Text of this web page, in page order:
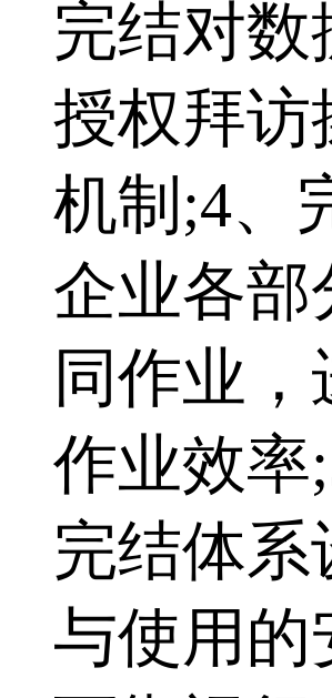
完结对数
授权拜访
机制;4、
企业各部
同作业，
作业效率
完结体系
与使用的